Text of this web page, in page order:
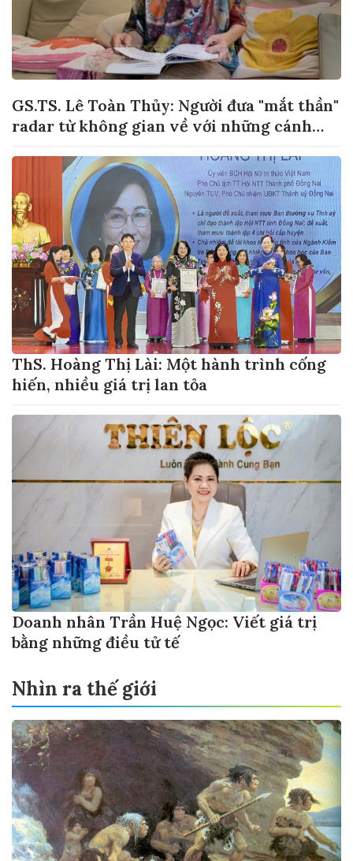
GS.TS. Lê Toàn Thủy: Người đưa "mắt thần"
radar từ không gian về với những cánh
ThS. Hoàng Thị Lài: Một hành trình cống
hiến, nhiều giá trị lan tỏa
Doanh nhân Trần Huệ Ngọc: Viết giá trị
bằng những điều tử tế
Nhìn ra thế giới